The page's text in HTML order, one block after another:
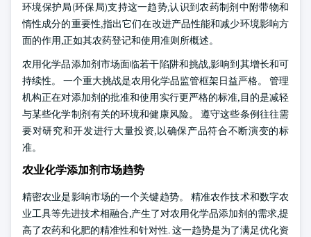
环境保护局(环保局)支持这一趋势,认识到农药制剂中附带物和
惰性成分的重要性,指出它们在改进产品性能和减少环境影响方
面的作用,正如其农药登记和使用准则所概述。
农用化学品添加剂市场面临若干陷阱和挑战,影响到其增长和可
持续性。 一个重大挑战是农用化学品监管框架日益严格。 管理
机构正在对添加剂的批准和使用实行更严格的标准,目的是减轻
与某些化学制剂有关的环境和健康风险。 遵守这些条例往往需
要对研究和开发进行大量投资,以确保产品符合不断演变的标
准。
农业化学添加剂市场趋势
精密农业是影响市场的一个关键趋势。 精准农作技术和数字农
业工具等先进技术相融合,产生了对农用化学品添加剂的需求,提
高了农药和化肥的精准性和针对性. 这一趋势是为了满足优化资